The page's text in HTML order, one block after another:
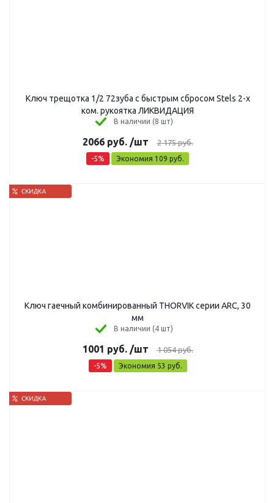
Ключ трещотка 1/2 72зуба с быстрым сбросом Stels 2-х
ком. рукоятка ЛИКВИДАЦИЯ
В наличии (8 шт)
2066руб. /шт 2 175руб.
-5% Экономия 109 руб.
Ключ гаечный комбинированный THORVIK серии ARC, 30
мм
В наличии (4 шт)
1001 руб. /шт 1 054руб.
-5% Экономия 53 руб.